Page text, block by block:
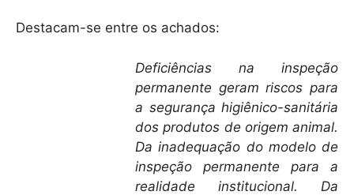
Destacam-se entre os achados:
Deficiências na inspeção
permanente geram riscos para
a segurança higiênico-sanitária
dos produtos de origem animal.
Da inadequação do modelo de
inspeção permanente para a
realidade institucional.
Da